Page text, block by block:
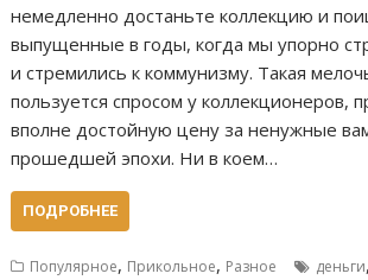
немедленно достаньте коллекцию и
выпущенные в годы, когда мы упорно
и стремились к коммунизму. Такая
пользуется спросом у коллекционеров,
вполне достойную цену за ненужные
прошедшей эпохи. Ни в коем…
ПОДРОБНЕЕ
Популярное, Прикольное, Разное деньги,